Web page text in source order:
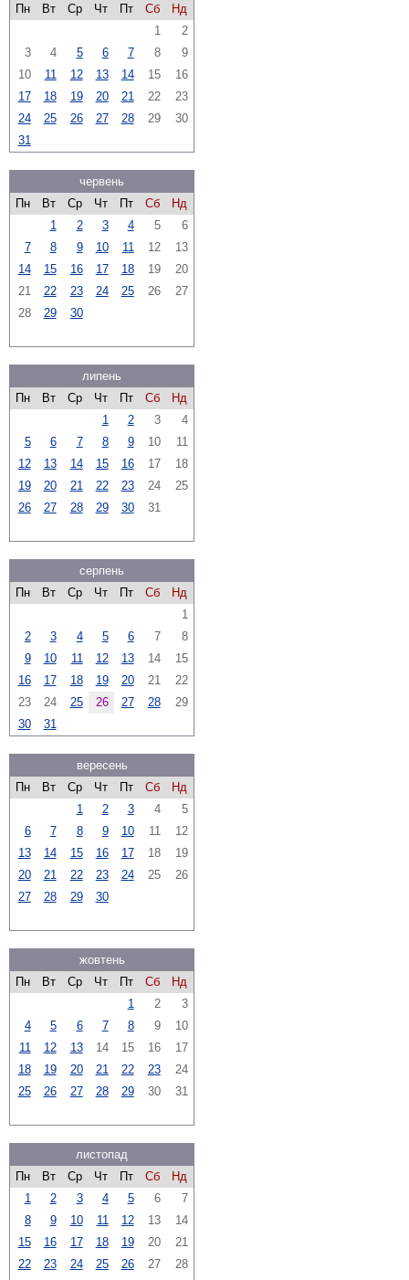
Пн
Вт Ср Чт Пт Сб
Нд
1
2
3
4 5 6 7 8
9
10
11 12 13 14 15
16
17
18 19 20 21 22
23
24
25 26 27 28 29
30
31
червень
Пн
Вт Ср Чт Пт Сб
Нд
1
2 3 4 5
6
7
8 9 10 11 12
13
14
15 16 17 18 19
20
21
22 23 24 25 26
27
28
29 30
липень
Пн
Вт Ср Чт Пт Сб
Нд
1
2 3
4
5
6 7 8 9 10
11
12
13 14 15 16 17
18
19
20 21 22 23 24
25
26
27 28 29 30 31
серпень
Пн
Вт Ср Чт Пт Сб
Нд
1
2
3 4 5 6 7
8
9
10 11 12 13 14
15
16
17 18 19 20 21
22
23
24 25 26 27 28
29
30
31
вересень
Пн
Вт Ср Чт Пт Сб
Нд
1
2 3 4
5
6
7 8 9 10 11
12
13
14 15 16 17 18
19
20
21 22 23 24 25
26
27
28 29 30
жовтень
Пн
Вт Ср Чт Пт Сб
Нд
1
2
3
4
5 6 7 8 9
10
11
12 13 14 15 16
17
18
19 20 21 22 23
24
25
26 27 28 29 30 31
листопад
Пн
Вт Ср Чт Пт Сб
Нд
1
2 3 4 5 6
7
8
9 10 11 12 13
14
15
16 17 18 19 20
21
22
23 24 25 26 27
28